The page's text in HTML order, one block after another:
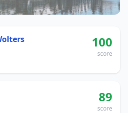
100
score
89
score